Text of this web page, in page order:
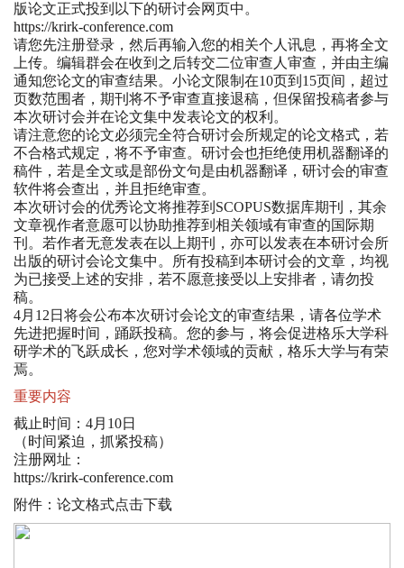
版论文正式投到以下的研讨会网页中。
https://krirk-conference.com
请您先注册登录，然后再输入您的相关个人讯息，再将全文
上传。编辑群会在收到之后转交二位审查人审查，并由主编
通知您论文的审查结果。小论文限制在10页到15页间，超过
页数范围者，期刊将不予审查直接退稿，但保留投稿者参与
本次研讨会并在论文集中发表论文的权利。
请注意您的论文必须完全符合研讨会所规定的论文格式，若
不合格式规定，将不予审查。研讨会也拒绝使用机器翻译的
稿件，若是全文或是部份文句是由机器翻译，研讨会的审查
软件将会查出，并且拒绝审查。
本次研讨会的优秀论文将推荐到SCOPUS数据库期刊，其余
文章视作者意愿可以协助推荐到相关领域有审查的国际期
刊。若作者无意发表在以上期刊，亦可以发表在本研讨会所
出版的研讨会论文集中。所有投稿到本研讨会的文章，均视
为已接受上述的安排，若不愿意接受以上安排者，请勿投
稿。
4月12日将会公布本次研讨会论文的审查结果，请各位学术
先进把握时间，踊跃投稿。您的参与，将会促进格乐大学科
研学术的飞跃成长，您对学术领域的贡献，格乐大学与有荣
焉。
重要内容
截止时间：4月10日
（时间紧迫，抓紧投稿）
注册网址：
https://krirk-conference.com
附件：论文格式点击下载